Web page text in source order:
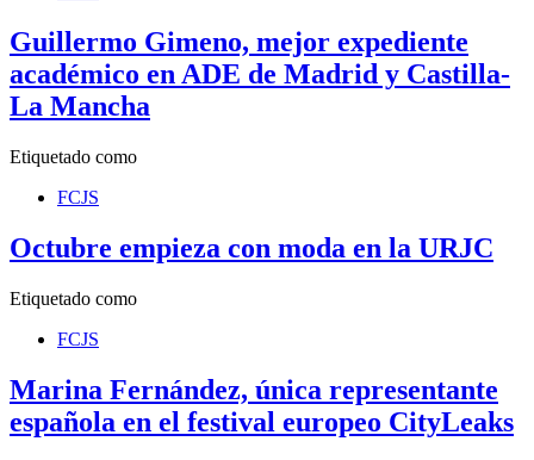
Guillermo Gimeno, mejor expediente
académico en ADE de Madrid y Castilla-
La Mancha
Etiquetado como
FCJS
Octubre empieza con moda en la URJC
Etiquetado como
FCJS
Marina Fernández, única representante
española en el festival europeo CityLeaks